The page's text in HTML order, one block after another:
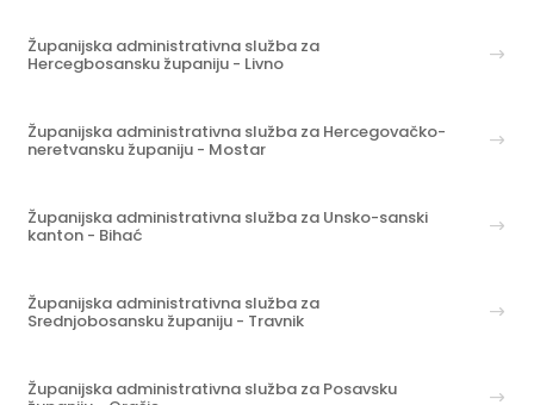
Županijska administrativna služba za
Hercegbosansku županiju - Livno
Županijska administrativna služba za Hercegovačko-
neretvansku županiju - Mostar
Županijska administrativna služba za Unsko-sanski
kanton - Bihać
Županijska administrativna služba za
Srednjobosansku županiju - Travnik
Županijska administrativna služba za Posavsku